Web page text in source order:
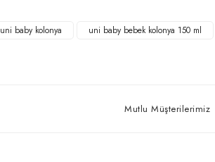
uni baby kolonya uni baby bebek kolonya 150 ml
Mutlu Müşterilerimiz